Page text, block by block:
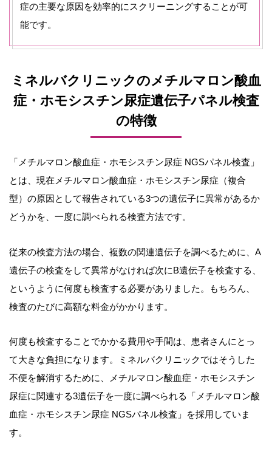
症の主要な原因を効率的にスクリーニングすることが可
能です。
ミネルバクリニックのメチルマロン酸血
症・ホモシスチン尿症遺伝子パネル検査
の特徴
「メチルマロン酸血症・ホモシスチン尿症 NGSパネル検査」
とは、現在メチルマロン酸血症・ホモシスチン尿症（複合
型）の原因として報告されている3つの遺伝子に異常があるか
どうかを、一度に調べられる検査方法です。
従来の検査方法の場合、複数の関連遺伝子を調べるために、A
遺伝子の検査をして異常がなければ次にB遺伝子を検査する、
というように何度も検査する必要がありました。もちろん、
検査のたびに高額な料金がかかります。
何度も検査することでかかる費用や手間は、患者さんにとっ
て大きな負担になります。ミネルバクリニックではそうした
不便を解消するために、メチルマロン酸血症・ホモシスチン
尿症に関連する3遺伝子を一度に調べられる「メチルマロン酸
血症・ホモシスチン尿症 NGSパネル検査」を採用していま
す。